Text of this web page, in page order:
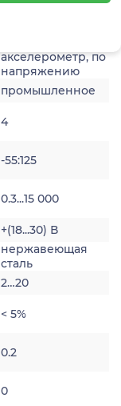
акселерометр, по
напряжению
промышленное
4
-55:125
0.3...15 000
+(18...30) В
нержавеющая
сталь
2…20
< 5%
0.2
0